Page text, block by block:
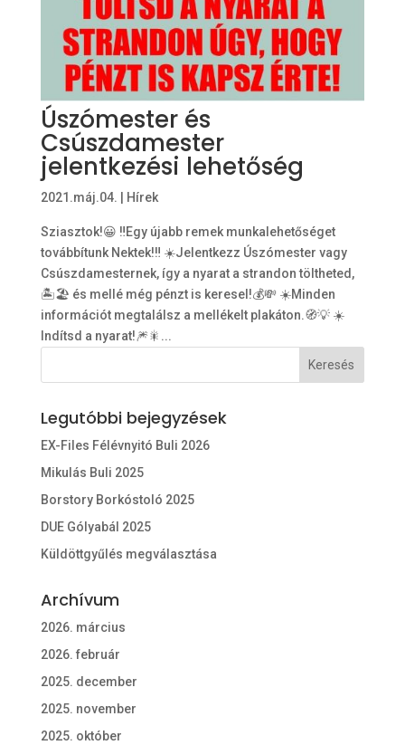
Úszómester és
Csúszdamester
jelentkezési lehetőség
2021.máj.04. Hírek
Sziasztok!😀 ‼️Egy újabb remek munkalehetőséget
továbbítunk Nektek!‼️ ☀️Jelentkezz Úszómester vagy
Csúszdamesternek, így a nyarat a strandon töltheted,
🏝🏖 és mellé még pénzt is keresel!💰💸 ☀️Minden
információt megtalálsz a mellékelt plakáton.🧭💡 ☀️
Indítsd a nyarat!🎆🎇...
Legutóbbi bejegyzések
EX-Files Félévnyitó Buli 2026
Mikulás Buli 2025
Borstory Borkóstoló 2025
DUE Gólyabál 2025
Küldöttgyűlés megválasztása
Archívum
2026. március
2026. február
2025. december
2025. november
2025. október